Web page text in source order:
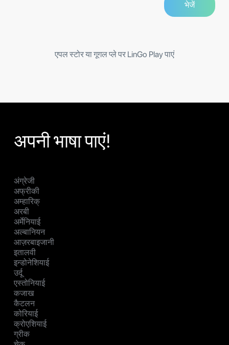
एपल स्टोर या गूगल प्ले पर LinGo Play पाएं
अपनी भाषा पाएं!
अंग्रेजी
अफ्रीकी
अम्हारिक्
अरबी
अर्मेनियाई
अल्बानियन
आज़रबाइजानी
इतालवी
इन्डोनेशियाई
उर्दू
एस्तोनियाई
कजाख
कैटलन
कोरियाई
क्रोएशियाई
ग्रीक